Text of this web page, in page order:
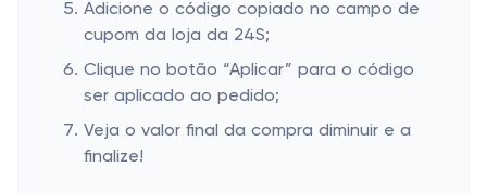
Adicione o código copiado no campo de
cupom da loja da 24S;
Clique no botão “Aplicar” para o código
ser aplicado ao pedido;
Veja o valor final da compra diminuir e a
finalize!